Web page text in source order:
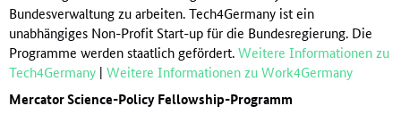
Bundesverwaltung zu arbeiten. Tech4Germany ist ein
unabhängiges Non-Profit Start-up für die Bundesregierung. Die
Programme werden staatlich gefördert.Weitere Informationen zu
Tech4Germany | Weitere Informationen zu Work4Germany
Mercator Science-Policy Fellowship-Programm